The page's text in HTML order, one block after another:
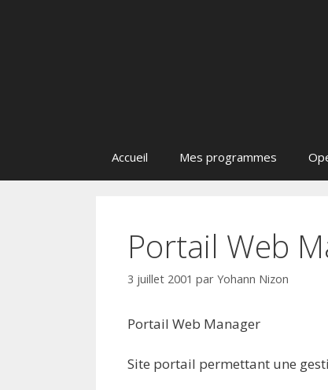
Accueil Mes programmes
Portail Web
3 juillet 2001 par Yohann Nizon
Portail Web Manager
Site portail permettant une